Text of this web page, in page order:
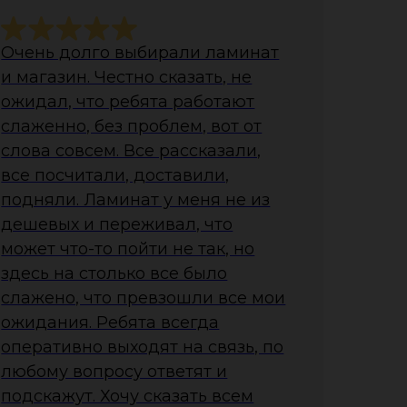
Очень долго выбирали ламинат
и магазин. Честно сказать, не
ожидал, что ребята работают
слаженно, без проблем, вот от
слова совсем. Все рассказали,
все посчитали, доставили,
подняли. Ламинат у меня не из
дешевых и переживал, что
может что-то пойти не так, но
здесь на столько все было
слажено, что превзошли все мои
ожидания. Ребята всегда
оперативно выходят на связь, по
любому вопросу ответят и
подскажут. Хочу сказать всем